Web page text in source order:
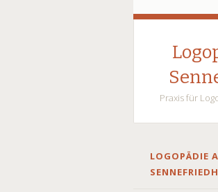
Praxis für
SKIP
TO
LOGOPÄDIE